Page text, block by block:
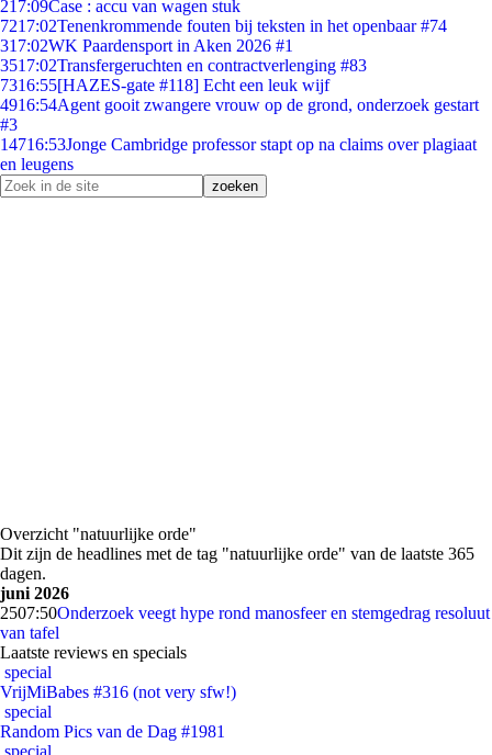
217:09Case : accu van wagen stuk
7217:02Tenenkrommende fouten bij teksten in het openbaar #74
317:02WK Paardensport in Aken 2026 #1
3517:02Transfergeruchten en contractverlenging #83
7316:55[HAZES-gate #118] Echt een leuk wijf
4916:54Agent gooit zwangere vrouw op de grond, onderzoek gestart
#3
14716:53Jonge Cambridge professor stapt op na claims over plagiaat
en leugens
Overzicht "natuurlijke orde"
Dit zijn de headlines met de tag "natuurlijke orde" van de laatste 365
dagen.
juni 2026
2507:50Onderzoek veegt hype rond manosfeer en stemgedrag resoluut
van tafel
Laatste reviews en specials
special
VrijMiBabes #316 (not very sfw!)
special
Random Pics van de Dag #1981
special